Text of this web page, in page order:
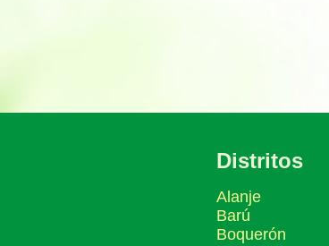
Distritos
Alanje
Barú
Boquerón